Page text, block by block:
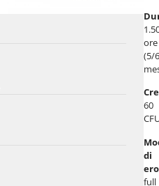
ore
(5/6
60
di
full